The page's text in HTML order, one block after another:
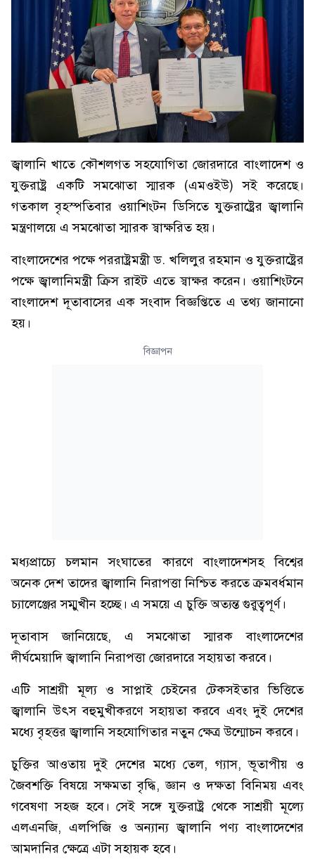
জ্বালানি খাতে কৌশলগত সহযোগিতা জোরদারে বাংলাদেশ ও
যুক্তরাষ্ট্র একটি সমঝোতা স্মারক (এমওইউ) সই করেছে।
গতকাল বৃহস্পতিবার ওয়াশিংটন ডিসিতে যুক্তরাষ্ট্রের জ্বালানি
মন্ত্রণালয়ে এ সমঝোতা স্মারক স্বাক্ষরিত হয়।
বাংলাদেশের পক্ষে পররাষ্ট্রমন্ত্রী ড. খলিলুর রহমান ও যুক্তরাষ্ট্রের
পক্ষে জ্বালানিমন্ত্রী ক্রিস রাইট এতে স্বাক্ষর করেন। ওয়াশিংটনে
বাংলাদেশ দূতাবাসের এক সংবাদ বিজ্ঞপ্তিতে এ তথ্য জানানো
হয়।
বিজ্ঞাপন
মধ্যপ্রাচ্যে চলমান সংঘাতের কারণে বাংলাদেশসহ বিশ্বের
অনেক দেশ তাদের জ্বালানি নিরাপত্তা নিশ্চিত করতে ক্রমবর্ধমান
চ্যালেঞ্জের সম্মুখীন হচ্ছে। এ সময়ে এ চুক্তি অত্যন্ত গুরুত্বপূর্ণ।
দূতাবাস জানিয়েছে, এ সমঝোতা স্মারক বাংলাদেশের
দীর্ঘমেয়াদি জ্বালানি নিরাপত্তা জোরদারে সহায়তা করবে।
এটি সাশ্রয়ী মূল্য ও সাপ্লাই চেইনের টেকসইতার ভিত্তিতে
জ্বালানি উৎস বহুমুখীকরণে সহায়তা করবে এবং দুই দেশের
মধ্যে বৃহত্তর জ্বালানি সহযোগিতার নতুন ক্ষেত্র উন্মোচন করবে।
চুক্তির আওতায় দুই দেশের মধ্যে তেল, গ্যাস, ভূতাপীয় ও
জৈবশক্তি বিষয়ে সক্ষমতা বৃদ্ধি, জ্ঞান ও দক্ষতা বিনিময় এবং
গবেষণা সহজ হবে। সেই সঙ্গে যুক্তরাষ্ট্র থেকে সাশ্রয়ী মূল্যে
এলএনজি, এলপিজি ও অন্যান্য জ্বালানি পণ্য বাংলাদেশের
আমদানির ক্ষেত্রে এটা সহায়ক হবে।